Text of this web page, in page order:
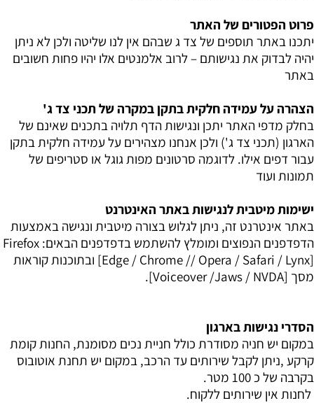
פרוט הפטורים של האתר
יתכנו באתר תוספים של צד ג שבהם אין לנו שליטה ולכן לא ניתן
יהיה לבדוק את נגישותם – לרוב אלמנטים אלו יהיו פחות חשובים
באתר
הצהרה על עמידה חלקית בתקן במקרה של תכני צד ג'
בחלק מדפי האתר יתכן ונגישות הדף תלויה בתכנים שאינם של
הארגון (תכני צד ג') ולכן אנחנו מצהירים על עמידה חלקית בתקן
עבור דפים אילו. לדוגמה סרטונים מפות גוגל או סטריפים של
תמונות ועוד
ישימות מיטבית לנגישות באתר האינטרנט
באתר אינטרנט זה, ניתן לגלוש בצורה מיטבית ונגישה באמצעות
הדפדפנים הנפוצים ומומלץ להשתמש בדפדפנים הבאים: Firefox
/ Opera / Safari / Lynx]
/
[Edge / Chrome ובתוכנות קוראות
מסך [NVDA
/
Jaws
/
Voiceover
].
הסדרי נגישות בארגון
במקום יש חניה מסודרת כולל חניית נכים מסומנת, החנות קומת
קרקע ,ניתן לקבל שירותים עד הרכב, במקום יש תחנת אוטובוס
בקרבה של כ 100 מטר.
לחנות אין שירותים ללקוח.